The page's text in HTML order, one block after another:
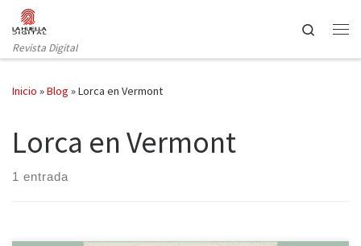
Saltar al contenido
Revista Digital
Search
Inicio »Blog »Lorca en Vermont
Lorca en Vermont
1 entrada